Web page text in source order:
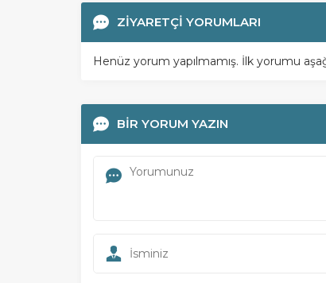
ZİYARETÇİ YORUMLARI
Henüz yorum yapılmamış. İlk yorumu
BİR YORUM YAZIN